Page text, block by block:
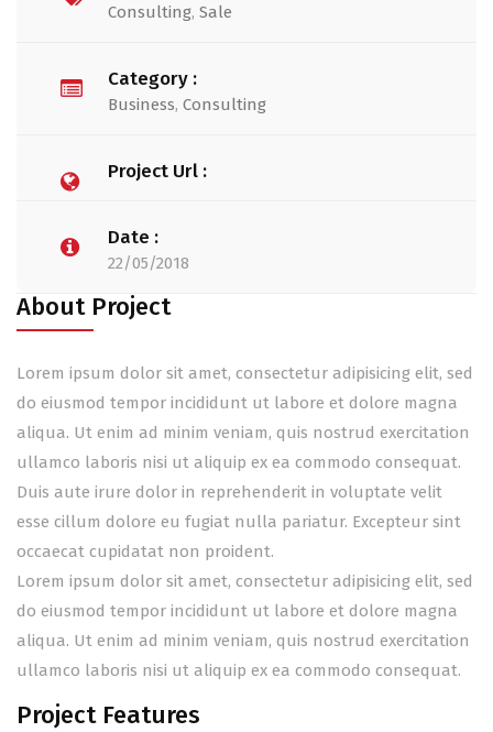
Consulting, Sale
Category :
Business, Consulting
Project Url :
Date :
22/05/2018
About Project
Lorem ipsum dolor sit amet, consectetur adipisicing elit, sed
do eiusmod tempor incididunt ut labore et dolore magna
aliqua. Ut enim ad minim veniam, quis nostrud exercitation
ullamco laboris nisi ut aliquip ex ea commodo consequat.
Duis aute irure dolor in reprehenderit in voluptate velit
esse cillum dolore eu fugiat nulla pariatur. Excepteur sint
occaecat cupidatat non proident.
Lorem ipsum dolor sit amet, consectetur adipisicing elit, sed
do eiusmod tempor incididunt ut labore et dolore magna
aliqua. Ut enim ad minim veniam, quis nostrud exercitation
ullamco laboris nisi ut aliquip ex ea commodo consequat.
Project Features